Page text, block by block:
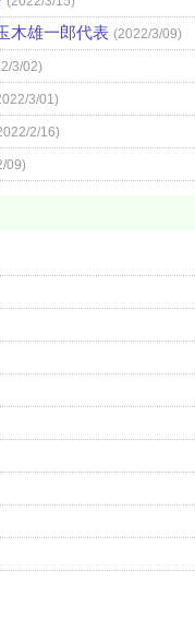
木雄一郎代表 (2022/3/09)
3/02)
3/01)
2/16)
09)